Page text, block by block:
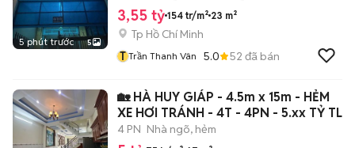
5 phút trước 5
3,55 tỷ 154 tr/m² 23 m²
Tp Hồ Chí Minh
T Trần Thanh Vân 5.0 52 đã bán
🏡 HÀ HUY GIÁP - 4.5m x 15m - HẺM
XE HƠI TRÁNH - 4T - 4PN - 5.xx TỶ TL
4 PN Nhà ngõ, hẻm